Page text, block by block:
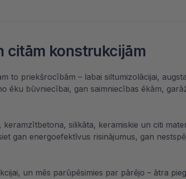
citām konstrukcijām
to priekšrocībām – labai siltumizolācijai,
ēku būvniecībai, gan saimniecības ēkām,
silikāta, keramiskie un citi
gan energoefektīvus risinājumus, gan
un mēs parūpēsimies par pārējo – ātra